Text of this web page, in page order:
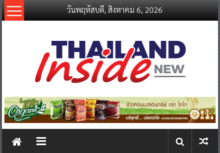
Skip
to
วันพฤหัสบดี, สิงหาคม 6, 2026
thailandinsidenew.com
Thailand
New